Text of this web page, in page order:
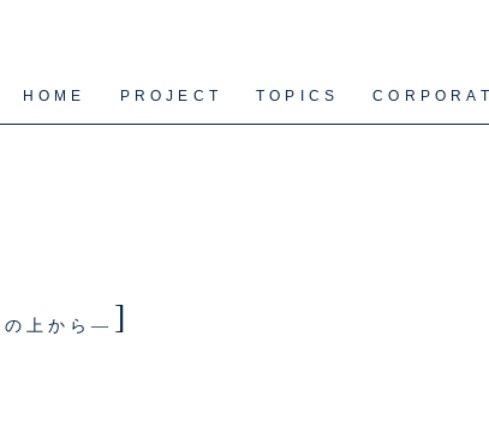
HOME PROJECT TOPICS
上から― ]